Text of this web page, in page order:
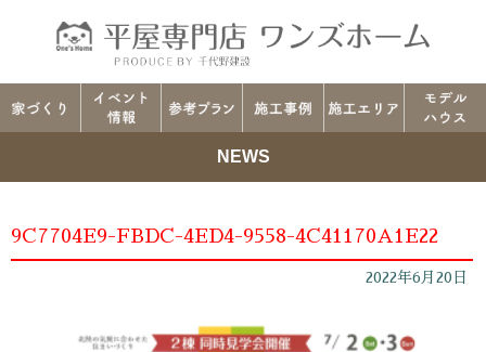
NEWS
9C7704E9-FBDC-4ED4-9558-4C41170A1E22
2022年6月20日